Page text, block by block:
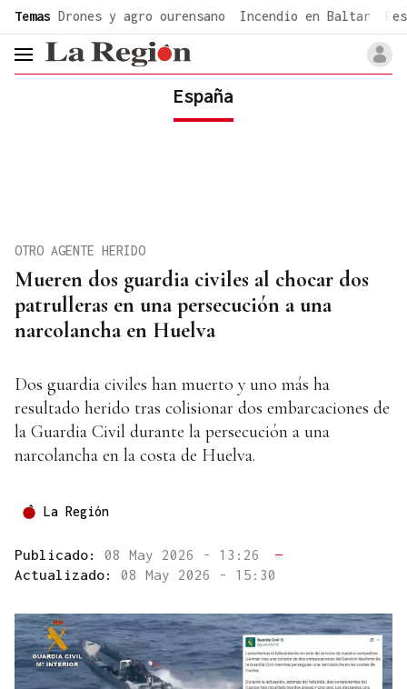
Temas Drones y agro ourensano Incendio en Baltar
header.menu.open
España
Mueren dos guardia civiles al chocar dos
patrulleras en una persecución a una
narcolancha en Huelva
OTRO AGENTE HERIDO
Dos guardia civiles han muerto y uno más ha
resultado herido tras colisionar dos embarcaciones de
la Guardia Civil durante la persecución a una
narcolancha en la costa de Huelva.
La Región
Publicado: 08 May 2026 - 13:26
—
Actualizado: 08 May 2026 - 15:30